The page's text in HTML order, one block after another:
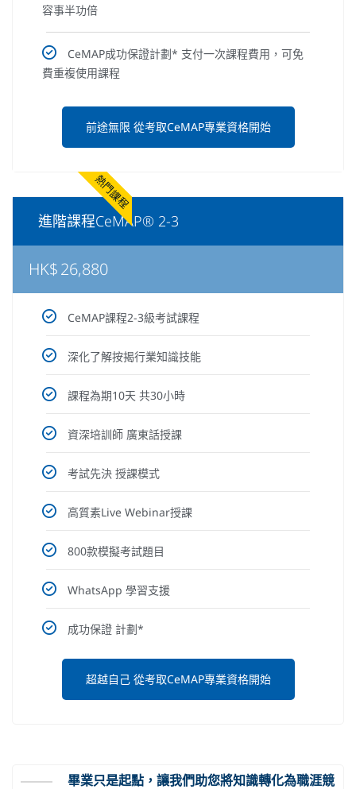
容事半功倍
CeMAP成功保證計劃* 支付一次課程費用，可免
費重複使用課程
前途無限 從考取CeMAP專業資格開始
熱門課程
進階課程CeMAP® 2-3
HK$26,880
CeMAP課程2-3級考試課程
深化了解按揭行業知識技能
課程為期10天 共30小時
資深培訓師 廣東話授課
考試先決 授課模式
高質素Live Webinar授課
800款模擬考試題目
WhatsApp 學習支援
成功保證 計劃*
超越自己 從考取CeMAP專業資格開始
畢業只是起點，讓我們助您將知識轉化為職涯競